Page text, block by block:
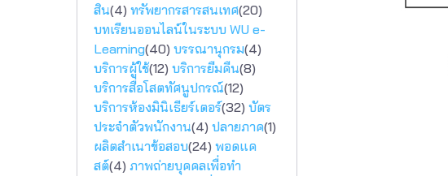
สิน(4) ทรัพยากรสารสนเทศ(20)
บทเรียนออนไลน์ในระบบ WU e-
Learning(40) บรรณานุกรม(4)
บริการผู้ใช้(12) บริการยืมคืน(8)
บริการสื่อโสตทัศนูปกรณ์(12)
บริการห้องมินิเธียร์เตอร์(32) บัตร
ประจำตัวพนักงาน(4) ปลายภาค(1)
ผลิตสำเนาข้อสอบ(24) พอดแค
สต์(4) ภาพถ่ายบุคคลเพื่อทำ